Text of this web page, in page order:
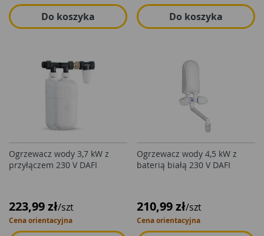
Do koszyka Do koszyka
Ogrzewacz wody 3,7 kW z
przyłączem 230 V DAFI
223,99 zł/szt
Cena orientacyjna
Ogrzewacz wody 4,5 kW z
baterią białą 230 V DAFI
210,99 zł/szt
Cena orientacyjna